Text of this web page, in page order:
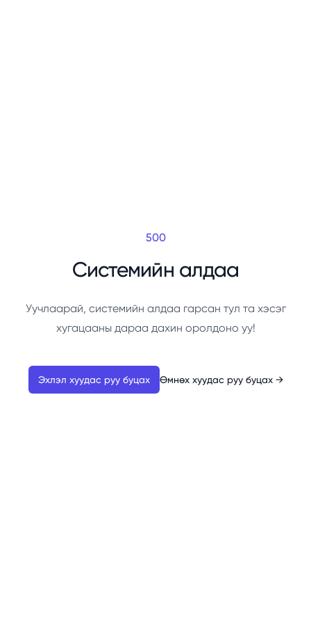
500
Системийн алдаа
Уучлаарай, системийн алдаа гарсан тул та хэсэг
хугацааны дараа дахин оролдоно уу!
Эхлэл хуудас руу буцах Өмнөх хуудас руу буцах →